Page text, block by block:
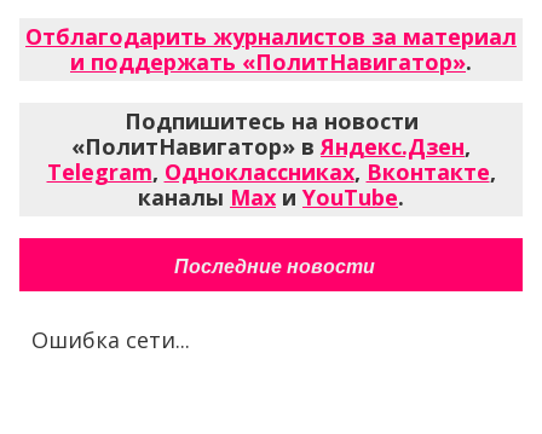
Отблагодарить журналистов за материал
и поддержать «ПолитНавигатор».
Подпишитесь на новости
«ПолитНавигатор» вЯндекс.Дзен,
Telegram, Одноклассниках, Вконтакте,
каналы Max и YouTube.
Последние новости
Ошибка сети...